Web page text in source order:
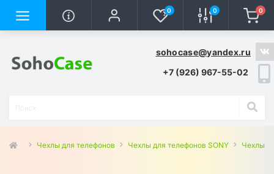
0 0 0
sohocase@yandex.ru
+7 (926) 967-55-02
Чехлы для телефонов Чехлы для телефонов SONY Чехлы